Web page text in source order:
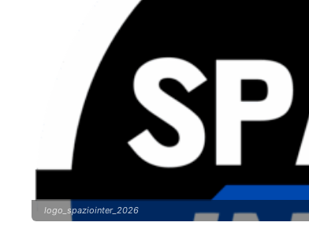
logo_spaziointer_2026